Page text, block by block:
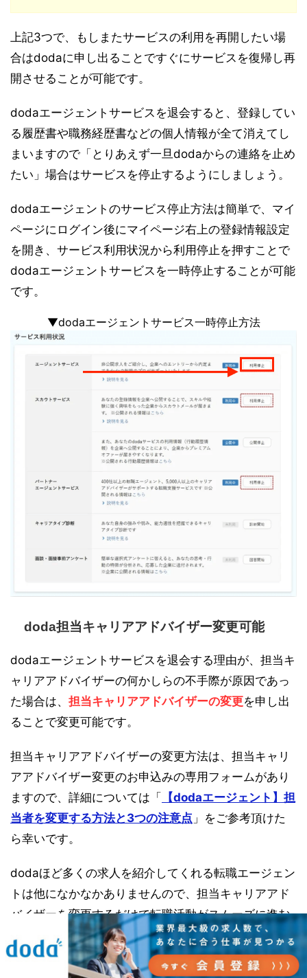
上記3つで、もしまたサービスの利用を再開したい場
合はdodaに申し出ることですぐにサービスを復帰し再
開させることが可能です。
dodaエージェントサービスを退会すると、登録してい
る履歴書や職務経歴書などの個人情報が全て消えてし
まいますので「とりあえず一旦dodaからの連絡を止め
たい」場合はサービスを停止するようにしましょう。
dodaエージェントのサービス停止方法は簡単で、マイ
ページにログイン後にマイページ右上の登録情報設定
を開き、サービス利用状況から利用停止を押すことで
dodaエージェントサービスを一時停止することが可能
です。
▼dodaエージェントサービス一時停止方法
doda担当キャリアアドバイザー変更可能
dodaエージェントサービスを退会する理由が、担当キ
ャリアアドバイザーの何かしらの不手際が原因であっ
た場合は、 担当キャリアアドバイザーの変更を申し出
ることで変更可能です。
担当キャリアアドバイザーの変更方法は、担当キャリ
アアドバイザー変更のお申込みの専用フォームがあり
ますので、詳細については「
【dodaエージェント】担
当者を変更する方法と3つの注意点 」をご参考頂けた
ら幸いです。
dodaほど多くの求人を紹介してくれる転職エージェン
トは他になかなかありませんので、担当キャリアアド
バイザーを変更するだけで転職活動がスムーズに進む
ようになることもあるでしょう。
もしdodaに紹介される求人が合わないと感じて退会を